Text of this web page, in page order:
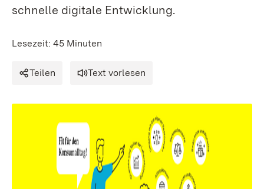
schnelle digitale Entwicklung.
Lesezeit: 45 Minuten
Teilen Text vorlesen